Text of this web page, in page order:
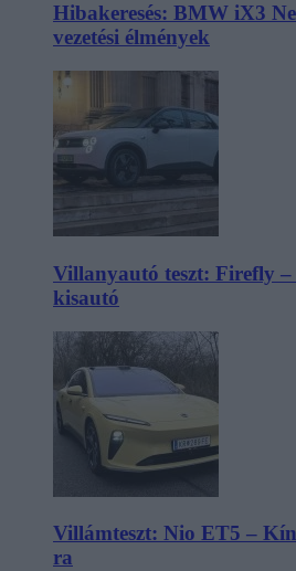
Hibakeresés: BMW iX3
vezetési élmények
Villanyautó teszt: Firefly –
kisautó
Villámteszt: Nio ET5 –
ra